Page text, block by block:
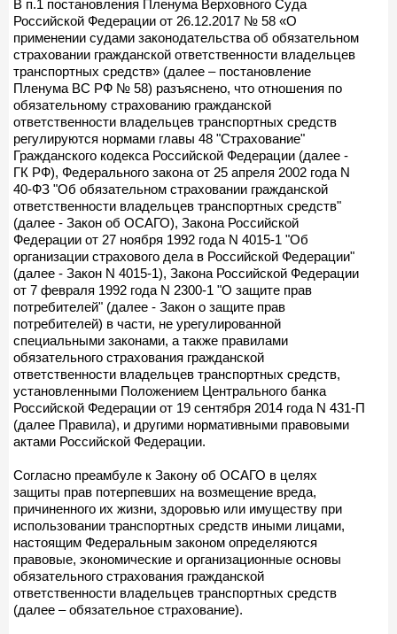
В п.1 постановления Пленума Верховного Суда
Российской Федерации от 26.12.2017 № 58 «О
применении судами законодательства об обязательном
страховании гражданской ответственности владельцев
транспортных средств» (далее – постановление
Пленума ВС РФ № 58) разъяснено, что отношения по
обязательному страхованию гражданской
ответственности владельцев транспортных средств
регулируются нормами главы 48 "Страхование"
Гражданского кодекса Российской Федерации (далее -
ГК РФ), Федерального закона от 25 апреля 2002 года N
40-ФЗ "Об обязательном страховании гражданской
ответственности владельцев транспортных средств"
(далее - Закон об ОСАГО), Закона Российской
Федерации от 27 ноября 1992 года N 4015-1 "Об
организации страхового дела в Российской Федерации"
(далее - Закон N 4015-1), Закона Российской Федерации
от 7 февраля 1992 года N 2300-1 "О защите прав
потребителей" (далее - Закон о защите прав
потребителей) в части, не урегулированной
специальными законами, а также правилами
обязательного страхования гражданской
ответственности владельцев транспортных средств,
установленными Положением Центрального банка
Российской Федерации от 19 сентября 2014 года N 431-П
(далее Правила), и другими нормативными правовыми
актами Российской Федерации.
Согласно преамбуле к Закону об ОСАГО в целях
защиты прав потерпевших на возмещение вреда,
причиненного их жизни, здоровью или имуществу при
использовании транспортных средств иными лицами,
настоящим Федеральным законом определяются
правовые, экономические и организационные основы
обязательного страхования гражданской
ответственности владельцев транспортных средств
(далее – обязательное страхование).